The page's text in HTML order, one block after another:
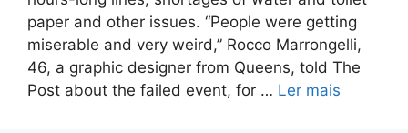
paper and other issues. “People were getting
miserable and very weird,” Rocco Marrongelli,
46, a graphic designer from Queens, told The
Post about the failed event, for … Ler mais